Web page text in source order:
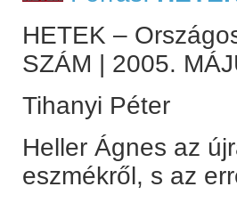
HETEK –
SZÁM | 2005.
Tihanyi Péter
Heller Ágnes az
eszmékről, s az